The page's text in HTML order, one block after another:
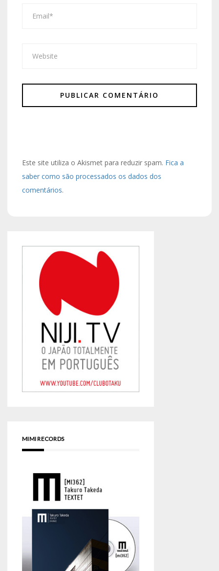
Este site utiliza o Akismet para reduzir spam. Fica a
saber como são processados os dados dos
comentários.
MIMI RECORDS